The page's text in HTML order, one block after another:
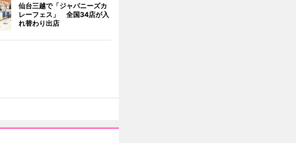
仙台三越で「ジャパニーズカ
レーフェス」 全国34店が入
れ替わり出店